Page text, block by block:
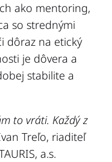
ako mentoring,
so strednými
dôraz na etický
je dôvera a
stabilite a
to vráti. Každý z
Treľo, riaditeľ
a.s.